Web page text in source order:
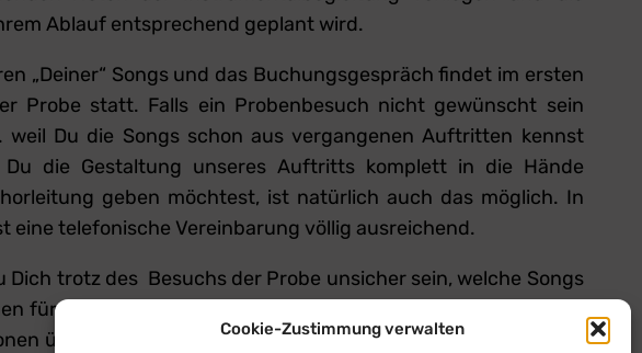
Cookie-Zustimmung verwalten
Ablauf entsprechend geplant wird.
„Deiner“ Songs und das Buchungsgespräch findet im ersten
Probe statt. Falls ein Probenbesuch nicht gewünscht sein
weil Du die Songs schon aus vergangenen Auftritten kennst
Du die Gestaltung unseres Auftritts komplett in die Hände
geben möchtest, ist natürlich auch das möglich. In
eine telefonische Vereinbarung völlig ausreichend.
Dich trotz des Besuchs der Probe unsicher sein, welche Songs
für Dich sind, lass Dich gerne von uns beraten. Mit eine paar
über den geplanten Umfang und Anlass Deiner Feier oder